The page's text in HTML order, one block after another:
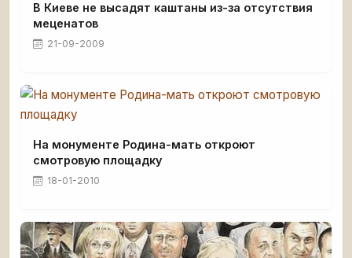
В Киеве не высадят каштаны из-за отсутствия
меценатов
21-09-2009
На монументе Родина-мать откроют
смотровую площадку
18-01-2010